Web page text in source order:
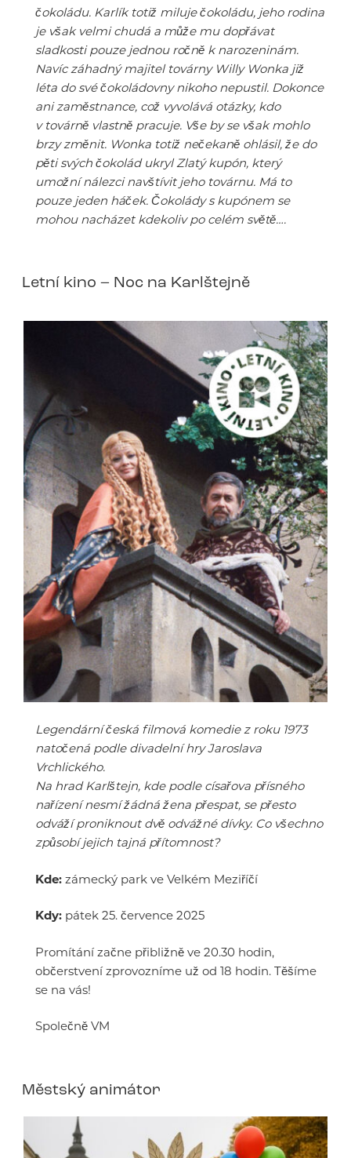
čokoládu. Karlík totiž miluje čokoládu, jeho rodina
je však velmi chudá a může mu dopřávat
sladkosti pouze jednou ročně k narozeninám.
Navíc záhadný majitel továrny Willy Wonka již
léta do své čokoládovny nikoho nepustil. Dokonce
ani zaměstnance, což vyvolává otázky, kdo
v továrně vlastně pracuje. Vše by se však mohlo
brzy změnit. Wonka totiž nečekaně ohlásil, že do
pěti svých čokolád ukryl Zlatý kupón, který
umožní nálezci navštívit jeho továrnu. Má to
pouze jeden háček. Čokolády s kupónem se
mohou nacházet kdekoliv po celém světě….
Letní kino – Noc na Karlštejně
Legendární česká filmová komedie z roku 1973
natočená podle divadelní hry Jaroslava
Vrchlického.
Na hrad Karlštejn, kde podle císařova přísného
nařízení nesmí žádná žena přespat, se přesto
odváží proniknout dvě odvážné dívky. Co všechno
způsobí jejich tajná přítomnost?
Kde: zámecký park ve Velkém Meziříčí
Kdy: pátek 25. července 2025
Promítání začne přibližně ve 20.30 hodin,
občerstvení zprovozníme už od 18 hodin. Těšíme
se na vás!
Společně VM
Městský animátor